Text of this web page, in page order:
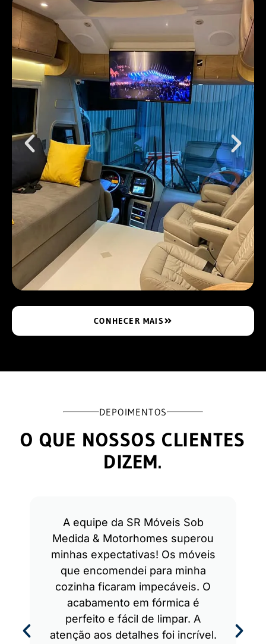
CONHECER MAIS
DEPOIMENTOS
O QUE NOSSOS CLIENTES
DIZEM.
A equipe da SR Móveis Sob
Medida & Motorhomes superou
minhas expectativas! Os móveis
que encomendei para minha
cozinha ficaram impecáveis. O
acabamento em fórmica é
perfeito e fácil de limpar. A
atenção aos detalhes foi incrível.